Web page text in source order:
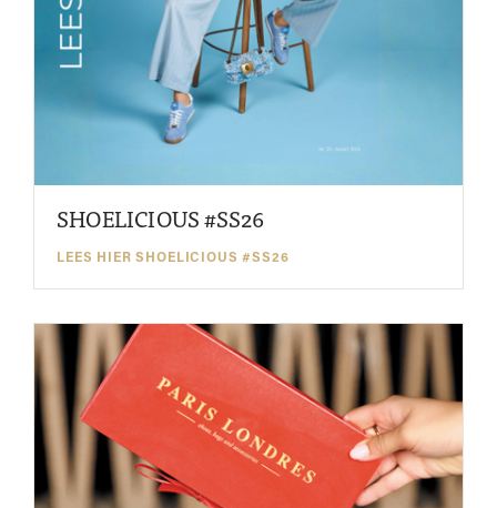
SHOELICIOUS #SS26
LEES HIER SHOELICIOUS #SS26